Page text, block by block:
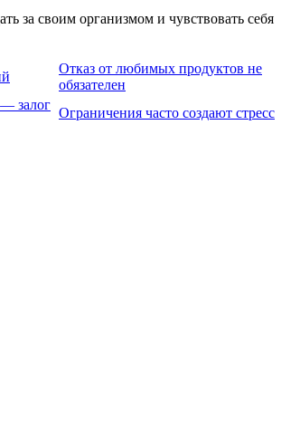
за своим организмом и чувствовать себя
Отказ от любимых продуктов не
обязателен
залог
Ограничения часто создают стресс